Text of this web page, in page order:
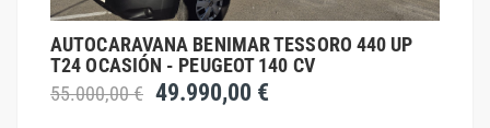
AUTOCARAVANA BENIMAR TESSORO 440 UP
T24 OCASIÓN - PEUGEOT 140 CV
55.000,00 € 49.990,00 €